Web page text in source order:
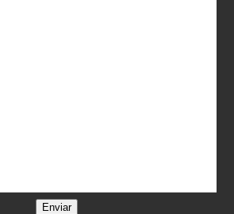
Enviar